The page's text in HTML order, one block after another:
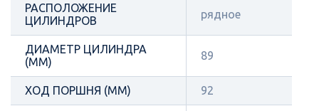
РАСПОЛОЖЕНИЕ
ЦИЛИНДРОВ
рядное
ДИАМЕТР ЦИЛИНДРА
(ММ)
89
ХОД ПОРШНЯ (ММ) 92